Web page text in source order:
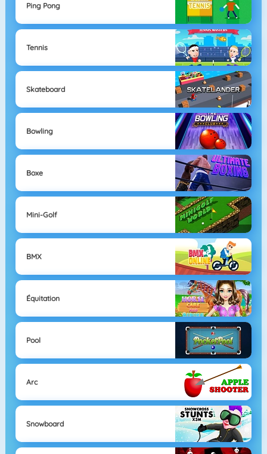
Ping Pong
Tennis
Skateboard
Bowling
Boxe
Mini-Golf
BMX
Équitation
Pool
Arc
Snowboard